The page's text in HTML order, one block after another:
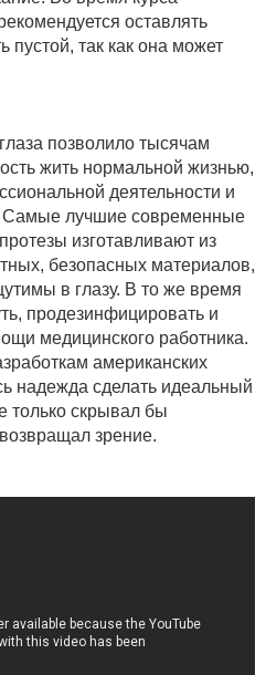
оставлять
пустой, так как она может
позволило тысячам
жить нормальной жизнью,
деятельности и
Самые лучшие современные
изготавливают из
безопасных материалов,
в глазу. В то же время
продезинфицировать и
медицинского работника.
американских
надежда сделать идеальный
только скрывал бы
зрение.